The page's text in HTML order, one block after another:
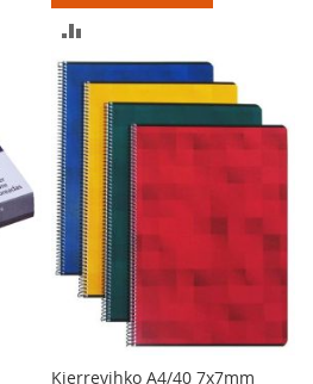
VERTAILUUN
Kierrevihko A4/40 7x7mm